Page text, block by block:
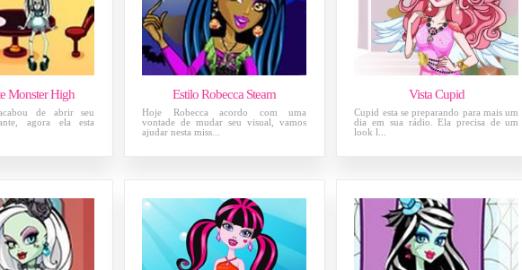
Monster High
de abrir seu
agora ela esta
Estilo Robecca Steam
Hoje Robecca acordo com uma
vontade de mudar seu visual, vamos
ajudar nesta miss...
Vista Cupid
Cupid esta se preparando para mais um
dia em sua rádio. Ela precisa de um
look l...